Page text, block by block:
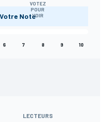
VOTEZ
POUR
VOIR
Note
6 7 8 9 10
LECTEURS